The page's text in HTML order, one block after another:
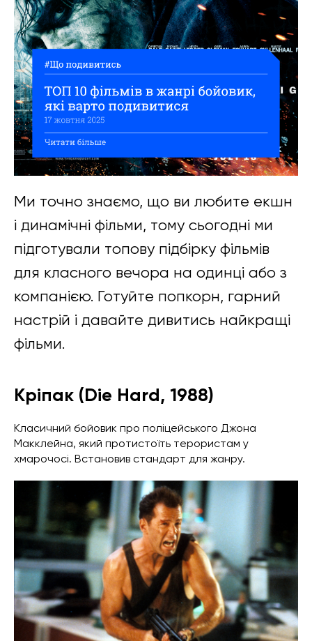
Ми точно знаємо, що ви любите екшн
і динамічні фільми, тому сьогодні ми
підготували топову підбірку фільмів
для класного вечора на одинці або з
компанією. Готуйте попкорн, гарний
настрій і давайте дивитись найкращі
фільми.
Кріпак (Die Hard, 1988)
Класичний бойовик про поліцейського Джона
Макклейна, який протистоїть терористам у
хмарочосі. Встановив стандарт для жанру.